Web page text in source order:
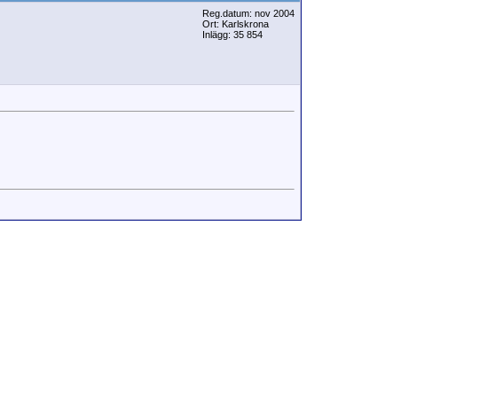
Reg.datum: nov 2004
Ort: Karlskrona
Inlägg: 35 854